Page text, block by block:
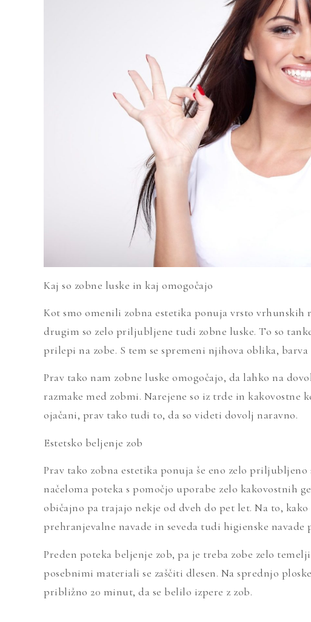
Kaj so zobne luske in kaj omogočajo
Kot smo omenili zobna estetika ponuja vrsto vrhunskih
drugim so zelo priljubljene tudi zobne luske. To so
prilepi na zobe. S tem se spremeni njihova oblika,
Prav tako nam zobne luske omogočajo, da lahko na
razmake med zobmi. Narejene so iz trde in kakovostne
ojačani, prav tako tudi to, da so videti dovolj naravno.
Estetsko beljenje zob
Prav tako zobna estetika ponuja še eno zelo
načeloma poteka s pomočjo uporabe zelo kakovostnih
običajno pa trajajo nekje od dveh do pet let. Na to,
prehranjevalne navade in seveda tudi higienske navade
Preden poteka beljenje zob, pa je treba zobe zelo
posebnimi materiali se zaščiti dlesen. Na sprednjo
približno 20 minut, da se belilo izpere z zob.